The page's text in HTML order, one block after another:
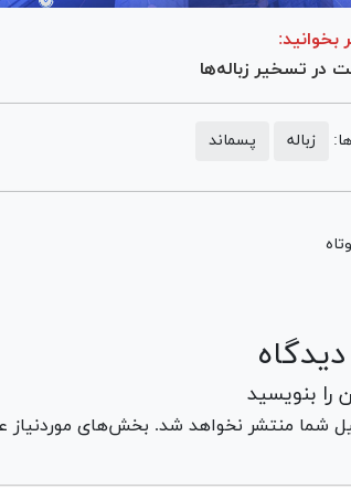
بخوانید:
در تسخیر زباله‌ها
زباله پسماند
را بنویسید
شما منتشر نخواهد شد. بخش‌های موردنیاز